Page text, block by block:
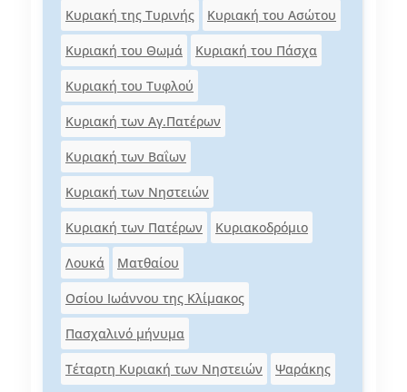
Κυριακή της Τυρινής Κυριακή του Ασώτου
Κυριακή του Θωμά Κυριακή του Πάσχα
Κυριακή του Τυφλού
Κυριακή των Αγ.Πατέρων
Κυριακή των Βαΐων
Κυριακή των Νηστειών
Κυριακή των Πατέρων Κυριακοδρόμιο
Λουκά Ματθαίου
Οσίου Ιωάννου της Κλίμακος
Πασχαλινό μήνυμα
Τέταρτη Κυριακή των Νηστειών Ψαράκης